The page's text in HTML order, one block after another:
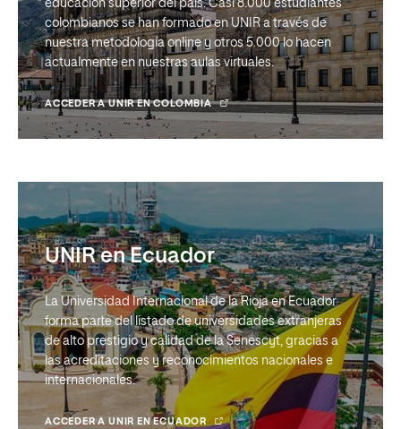
educación superior del país. Casi 8.000 estudiantes
colombianos se han formado en UNIR a través de
nuestra metodología online y otros 5.000 lo hacen
actualmente en nuestras aulas virtuales.
ACCEDER A UNIR EN COLOMBIA
UNIR en Ecuador
La Universidad Internacional de la Rioja en Ecuador
forma parte del listado de universidades extranjeras
de alto prestigio y calidad de la Senescyt, gracias a
las acreditaciones y reconocimientos nacionales e
internacionales.
ACCEDER A UNIR EN ECUADOR